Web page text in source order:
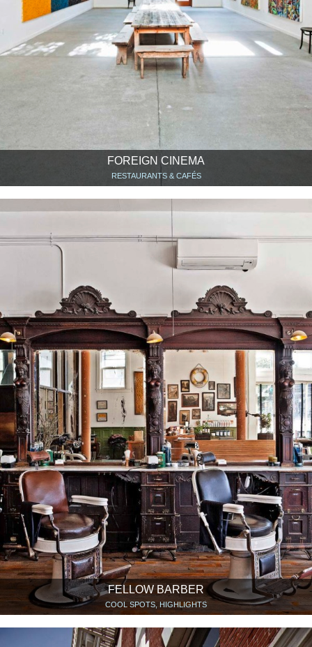
FOREIGN CINEMA
RESTAURANTS & CAFÉS
FELLOW BARBER
COOL SPOTS, HIGHLIGHTS